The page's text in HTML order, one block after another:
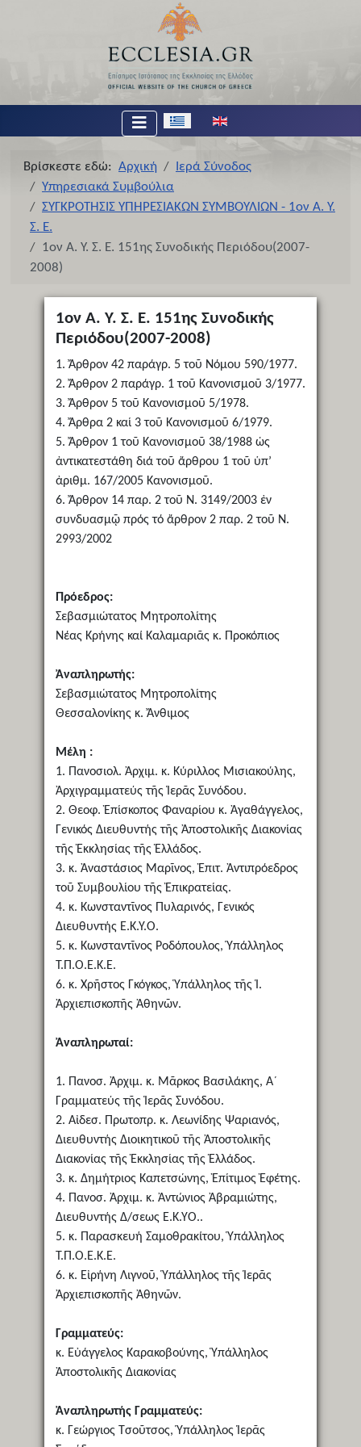
Επιλέξτε τη γλώσσα σας
Βρίσκεστε εδώ: Αρχική
Ιερά Σύνοδος
Υπηρεσιακά Συμβούλια
ΣΥΓΚΡΟΤΗΣΙΣ ΥΠΗΡΕΣΙΑΚΩΝ ΣΥΜΒΟΥΛΙΩΝ - 1ον Α. Υ.
Σ. Ε.
1ον Α. Υ. Σ. Ε. 151ης Συνοδικής Περιόδου(2007-
2008)
1ον Α. Υ. Σ. Ε. 151ης Συνοδικής
Περιόδου(2007-2008)
1. Ἄρθρον 42 παράγρ. 5 τοῦ Νόμου 590/1977.
2. Ἄρθρον 2 παράγρ. 1 τοῦ Κανονισμοῦ 3/1977.
3. Ἄρθρον 5 τοῦ Κανονισμοῦ 5/1978.
4. Ἄρθρα 2 καί 3 τοῦ Κανονισμοῦ 6/1979.
5. Ἄρθρον 1 τοῦ Κανονισμοῦ 38/1988 ὡς
ἀντικατεστάθη διά τοῦ ἄρθρου 1 τοῦ ὑπ’
ἀριθμ. 167/2005 Κανονισμοῦ.
6. Ἄρθρον 14 παρ. 2 τοῦ Ν. 3149/2003 ἐν
συνδυασμῷ πρός τό ἄρθρον 2 παρ. 2 τοῦ Ν.
2993/2002
Πρόεδρος:
Σεβασμιώτατος Μητροπολίτης
Νέας Κρήνης καί Καλαμαριᾶς κ. Προκόπιος
Ἀναπληρωτής:
Σεβασμιώτατος Μητροπολίτης
Θεσσαλονίκης κ. Ἄνθιμος
Μέλη :
1. Πανοσιολ. Ἀρχιμ. κ. Κύριλλος Μισιακούλης,
Ἀρχιγραμματεύς τῆς Ἱερᾶς Συνόδου.
2. Θεοφ. Ἐπίσκοπος Φαναρίου κ. Ἀγαθάγγελος,
Γενικός Διευθυντής τῆς Ἀποστολικῆς Διακονίας
τῆς Ἐκκλησίας τῆς Ἑλλάδος.
3. κ. Ἀναστάσιος Μαρῖνος, Ἐπιτ. Ἀντιπρόεδρος
τοῦ Συμβουλίου τῆς Ἐπικρατείας.
4. κ. Κωνσταντῖνος Πυλαρινός, Γενικός
Διευθυντής Ε.Κ.Υ.Ο.
5. κ. Κωνσταντῖνος Ροδόπουλος, Ὑπάλληλος
Τ.Π.Ο.Ε.Κ.Ε.
6. κ. Χρῆστος Γκόγκος, Ὑπάλληλος τῆς Ἱ.
Ἀρχιεπισκοπῆς Ἀθηνῶν.
Ἀναπληρωταί:
1. Πανοσ. Ἀρχιμ. κ. Μᾶρκος Βασιλάκης, Α´
Γραμματεύς τῆς Ἱερᾶς Συνόδου.
2. Αἰδεσ. Πρωτοπρ. κ. Λεωνίδης Ψαριανός,
Διευθυντής Διοικητικοῦ τῆς Ἀποστολικῆς
Διακονίας τῆς Ἐκκλησίας τῆς Ἑλλάδος.
3. κ. Δημήτριος Καπετσώνης, Ἐπίτιμος Ἐφέτης.
4. Πανοσ. Ἀρχιμ. κ. Ἀντώνιος Ἀβραμιώτης,
Διευθυντής Δ/σεως Ε.Κ.ΥΟ..
5. κ. Παρασκευή Σαμοθρακίτου, Ὑπάλληλος
Τ.Π.Ο.Ε.Κ.Ε.
6. κ. Εἰρήνη Λιγνοῦ, Ὑπάλληλος τῆς Ἱερᾶς
Ἀρχιεπισκοπῆς Ἀθηνῶν.
Γραμματεύς:
κ. Εὐάγγελος Καρακοβούνης, Ὑπάλληλος
Ἀποστολικῆς Διακονίας
Ἀναπληρωτής Γραμματεύς:
κ. Γεώργιος Τσοῦτσος, Ὑπάλληλος Ἱερᾶς